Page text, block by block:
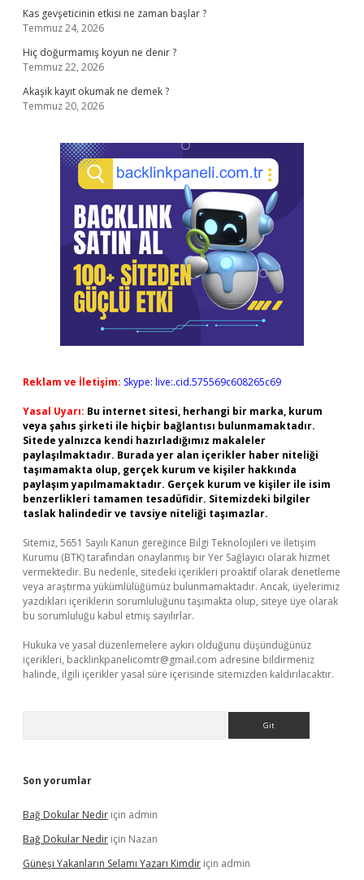
Kas gevşeticinin etkisi ne zaman başlar ?
Temmuz 24, 2026
Hiç doğurmamış koyun ne denir ?
Temmuz 22, 2026
Akaşik kayıt okumak ne demek ?
Temmuz 20, 2026
Reklam ve İletişim: Skype: live:.cid.575569c608265c69
Yasal Uyarı: Bu internet sitesi, herhangi bir marka, kurum
veya şahıs şirketi ile hiçbir bağlantısı bulunmamaktadır.
Sitede yalnızca kendi hazırladığımız makaleler
paylaşılmaktadır. Burada yer alan içerikler haber niteliği
taşımamakta olup, gerçek kurum ve kişiler hakkında
paylaşım yapılmamaktadır. Gerçek kurum ve kişiler ile isim
benzerlikleri tamamen tesadüfidir. Sitemizdeki bilgiler
taslak halindedir ve tavsiye niteliği taşımazlar.
Sitemiz, 5651 Sayılı Kanun gereğince Bilgi Teknolojileri ve İletişim
Kurumu (BTK) tarafından onaylanmış bir Yer Sağlayıcı olarak hizmet
vermektedir. Bu nedenle, sitedeki içerikleri proaktif olarak denetleme
veya araştırma yükümlülüğümüz bulunmamaktadır. Ancak, üyelerimiz
yazdıkları içeriklerin sorumluluğunu taşımakta olup, siteye üye olarak
bu sorumluluğu kabul etmiş sayılırlar.
Hukuka ve yasal düzenlemelere aykırı olduğunu düşündüğünüz
içerikleri, backlinkpanelicomtr@gmail.com adresine bildirmeniz
halinde, ilgili içerikler yasal süre içerisinde sitemizden kaldırılacaktır.
Son yorumlar
Bağ Dokular Nedir için admin
Bağ Dokular Nedir için Nazan
Güneşi Yakanların Selamı Yazarı Kimdir için admin